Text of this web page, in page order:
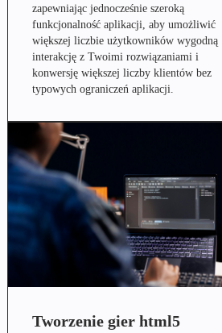
zapewniając jednocześnie szeroką
funkcjonalność aplikacji, aby umożliwić
większej liczbie użytkowników wygodną
interakcję z Twoimi rozwiązaniami i
konwersję większej liczby klientów bez
typowych ograniczeń aplikacji.
Tworzenie gier html5